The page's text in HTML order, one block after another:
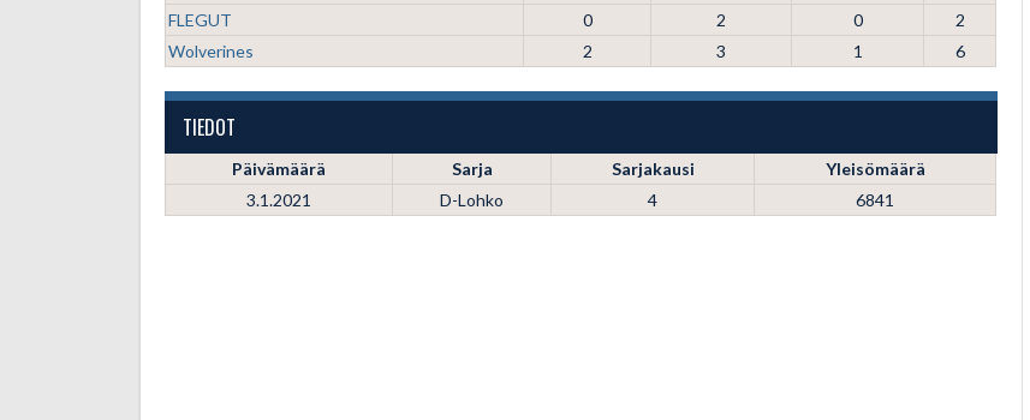
FLEGUT
0 2 0
2
Wolverines
2 3 1 6
TIEDOT
Päivämäärä Sarja Sarjakausi
Yleisömäärä
3.1.2021
D-Lohko 4 6841